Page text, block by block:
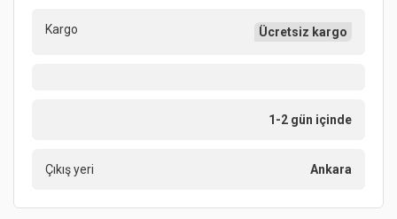
Kargo Ücretsiz kargo
1-2 gün içinde
Çıkış yeri Ankara